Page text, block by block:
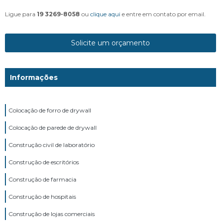
Ligue para 19 3269-8058 ou clique aqui e entre em contato por email.
Solicite um orçamento
Informações
Colocação de forro de drywall
Colocação de parede de drywall
Construção civil de laboratório
Construção de escritórios
Construção de farmacia
Construção de hospitais
Construção de lojas comerciais